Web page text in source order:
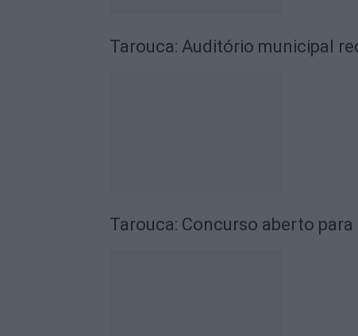
Tarouca: Auditório municipal
Tarouca: Concurso aberto